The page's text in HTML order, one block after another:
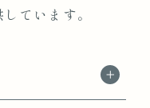
ています。